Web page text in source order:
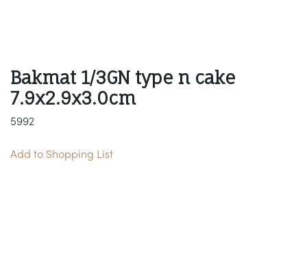
Bakmat 1/3GN type n cake
7.9x2.9x3.0cm
5992
Add to Shopping List